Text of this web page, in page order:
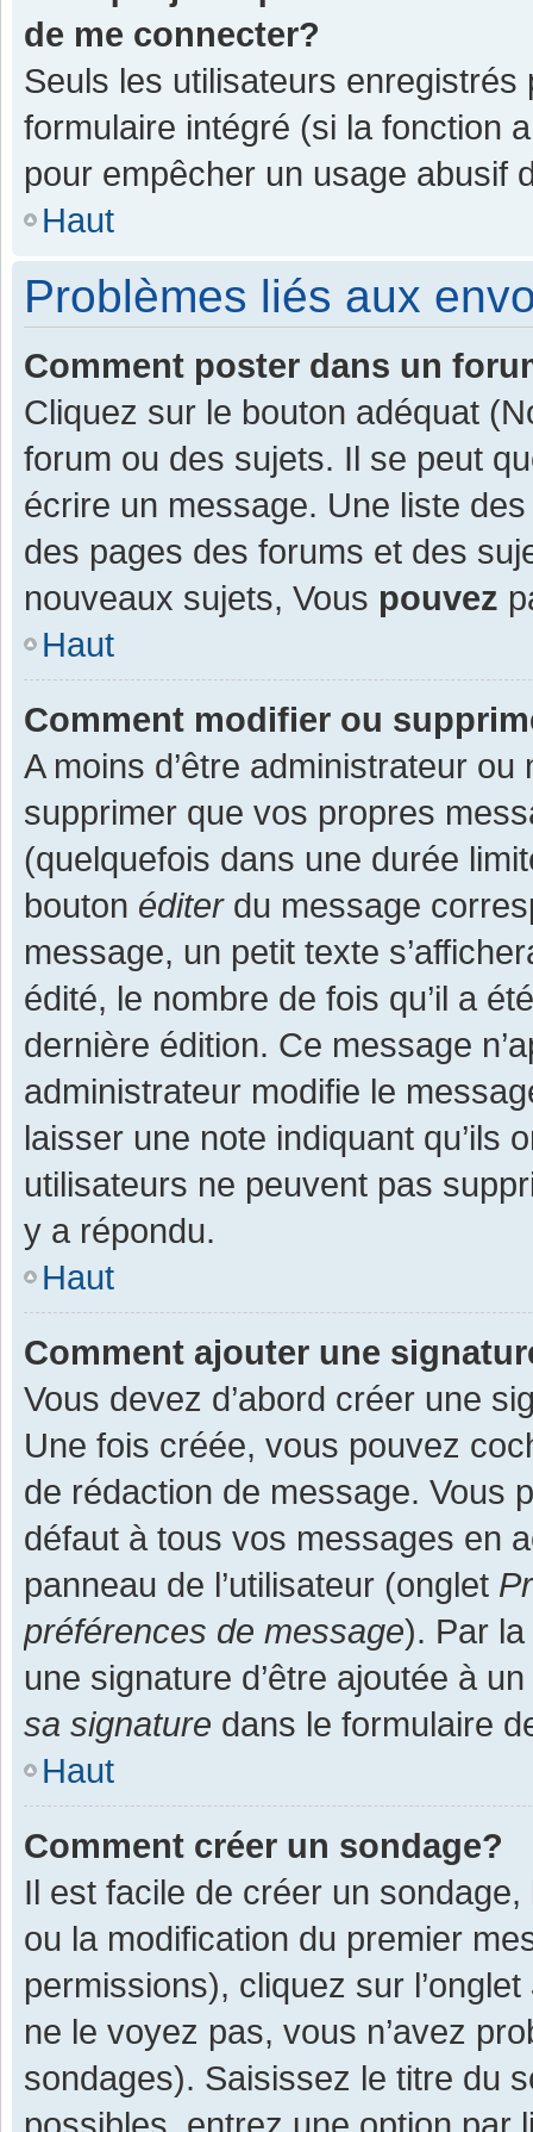
de me connecter?
Seuls les utilisateurs enregistrés
formulaire intégré (si la fonction
pour empêcher un usage abusif
Haut
Problèmes liés aux
Comment poster dans un
Cliquez sur le bouton adéquat
forum ou des sujets. Il se peut
écrire un message. Une liste
des pages des forums et des
nouveaux sujets, Vous pouvez
Haut
Comment modifier ou
A moins d’être administrateur
supprimer que vos propres
(quelquefois dans une durée
bouton éditerdu message
message, un petit texte
édité, le nombre de fois qu’il a
dernière édition. Ce message
administrateur modifie le
laisser une note indiquant qu’ils
utilisateurs ne peuvent pas
y a répondu.
Haut
Comment ajouter une
Vous devez d’abord créer une
Une fois créée, vous pouvez
de rédaction de message. Vous
défaut à tous vos messages en
panneau de l’utilisateur (onglet
préférences de message). Par
une signature d’être ajoutée à
sa signature dans le formulaire
Haut
Comment créer un sondage?
Il est facile de créer un
ou la modification du premier
permissions), cliquez sur l’onglet
ne le voyez pas, vous n’avez
sondages). Saisissez le titre du